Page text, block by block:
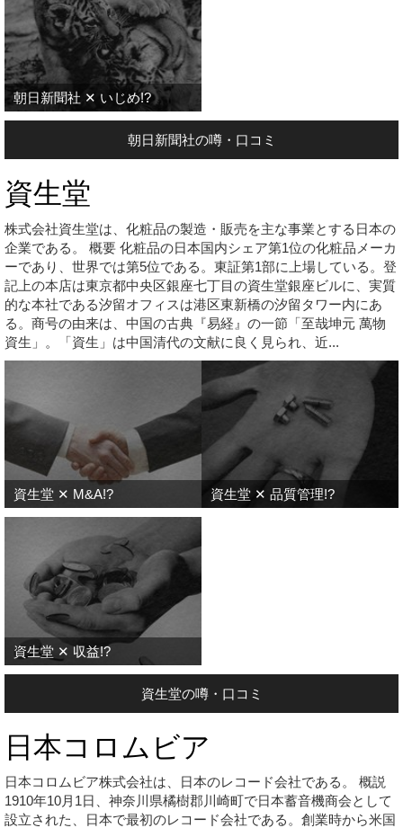
朝日新聞社 ✕ いじめ!?
朝日新聞社の噂・口コミ
資生堂
株式会社資生堂は、化粧品の製造・販売を主な事業とする日本の
企業である。 概要 化粧品の日本国内シェア第1位の化粧品メーカ
ーであり、世界では第5位である。東証第1部に上場している。登
記上の本店は東京都中央区銀座七丁目の資生堂銀座ビルに、実質
的な本社である汐留オフィスは港区東新橋の汐留タワー内にあ
る。商号の由来は、中国の古典『易経』の一節「至哉坤元 萬物
資生」。「資生」は中国清代の文献に良く見られ、近...
資生堂 ✕ M&A!? 資生堂 ✕ 品質管理!?
資生堂 ✕ 収益!?
資生堂の噂・口コミ
日本コロムビア
日本コロムビア株式会社は、日本のレコード会社である。 概説
1910年10月1日、神奈川県橘樹郡川崎町で日本蓄音機商会として
設立された、日本で最初のレコード会社である。創業時から米国